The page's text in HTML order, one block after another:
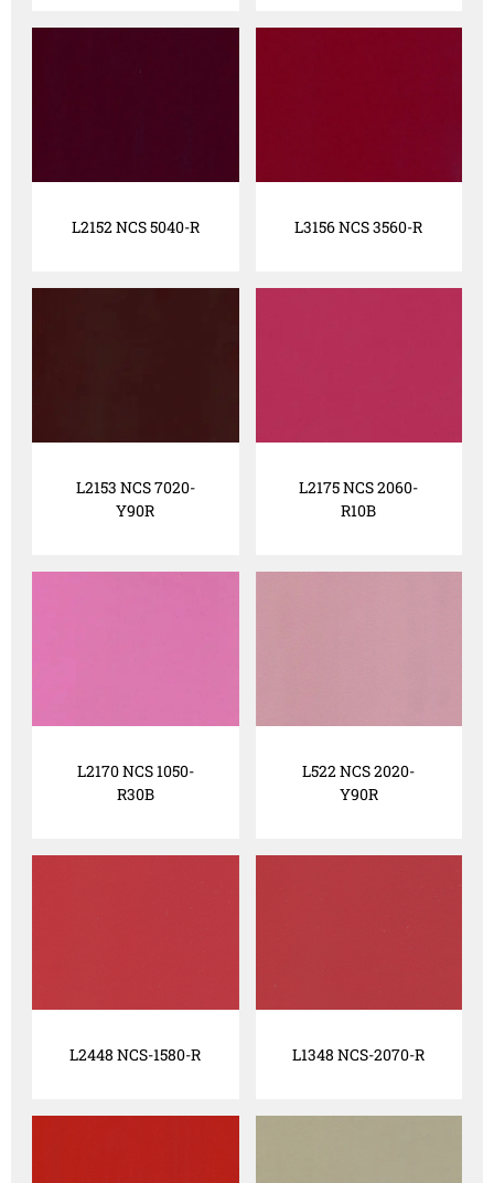
L2152 NCS 5040-R L3156 NCS 3560-R
L2153 NCS 7020-
Y90R
L2175 NCS 2060-
R10B
L2170 NCS 1050-
R30B
L522 NCS 2020-
Y90R
L2448 NCS-1580-R L1348 NCS-2070-R